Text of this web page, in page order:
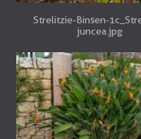
Strelitzie-Binsen-
juncea.jpg